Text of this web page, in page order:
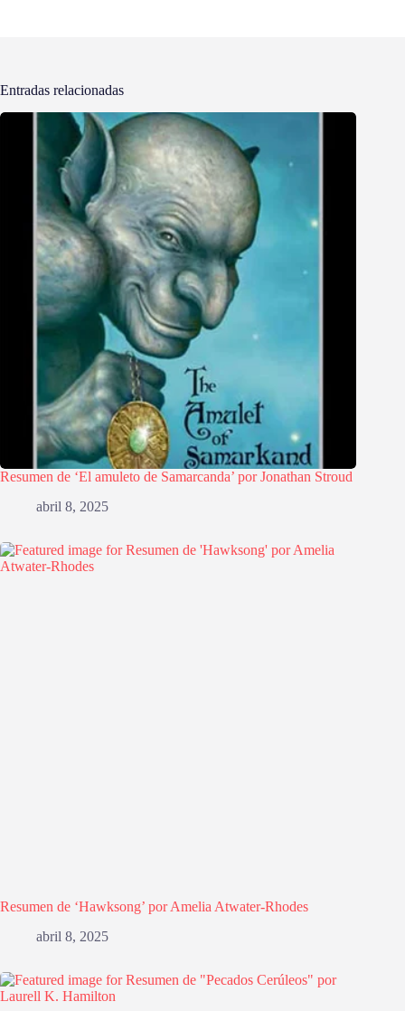
Entradas relacionadas
Resumen de ‘El amuleto de Samarcanda’ por Jonathan Stroud
abril 8, 2025
Resumen de ‘Hawksong’ por Amelia Atwater-Rhodes
abril 8, 2025